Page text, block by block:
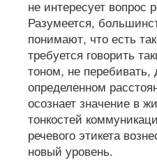
не интересует вопрос
Разумеется,
понимают, что есть
требуется говорить
тоном, не перебивать,
определенном
осознает значение в
тонкостей
речевого этикета
новый уровень.